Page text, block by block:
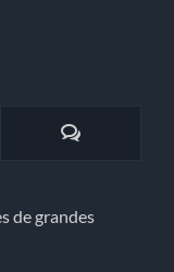
de grandes